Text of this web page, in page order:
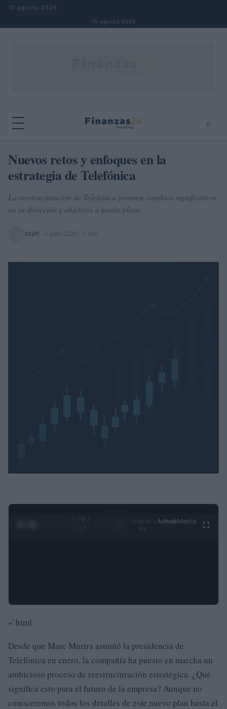
Saltar al contenido
10 agosto 2026
10 agosto 2026
⌕
Buscar
Nuevos retos y enfoques en la
estrategia de Telefónica
La reestructuración de Telefónica promete cambios significativos
en su dirección y objetivos a medio plazo.
Staff 4 julio 2025 · 3 min
0:29 /
4:27
Ad hubMedia
«`html
Desde que Marc Murtra asumió la presidencia de
Telefónica en enero, la compañía ha puesto en marcha un
ambicioso proceso de reestructuración estratégica. ¿Qué
significa esto para el futuro de la empresa? Aunque no
conoceremos todos los detalles de este nuevo plan hasta el